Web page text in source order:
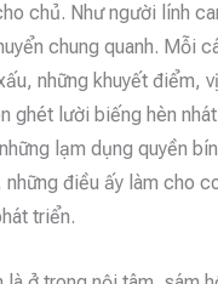
chủ. Như người lính
chung quanh. Mỗi
những khuyết điểm,
ghét lười biếng hèn
lạm dụng quyền
điều ấy làm cho
triển.